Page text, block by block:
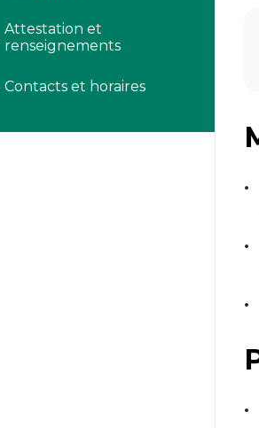
Attestation et
renseignements
Contacts et horaires